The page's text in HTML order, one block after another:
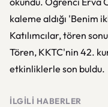
kaleme aldığı 'Benim
Katılımcılar, tören
Tören, KKTC'nin 42.
etkinliklerle son buldu.
İLGILI HABERLER